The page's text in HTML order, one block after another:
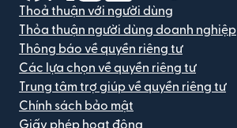
Thoả thuận với người dùng
Thỏa thuận người dùng doanh nghiệp
Thông báo về quyền riêng tư
Các lựa chọn về quyền riêng tư
Trung tâm trợ giúp về quyền riêng tư
Chính sách bảo mật
Giấy phép hoạt động